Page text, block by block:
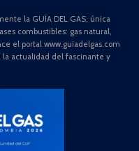
la GUÍA DEL GAS, única
combustibles: gas natural,
el portal www.guiadelgas.com
actualidad del fascinante y